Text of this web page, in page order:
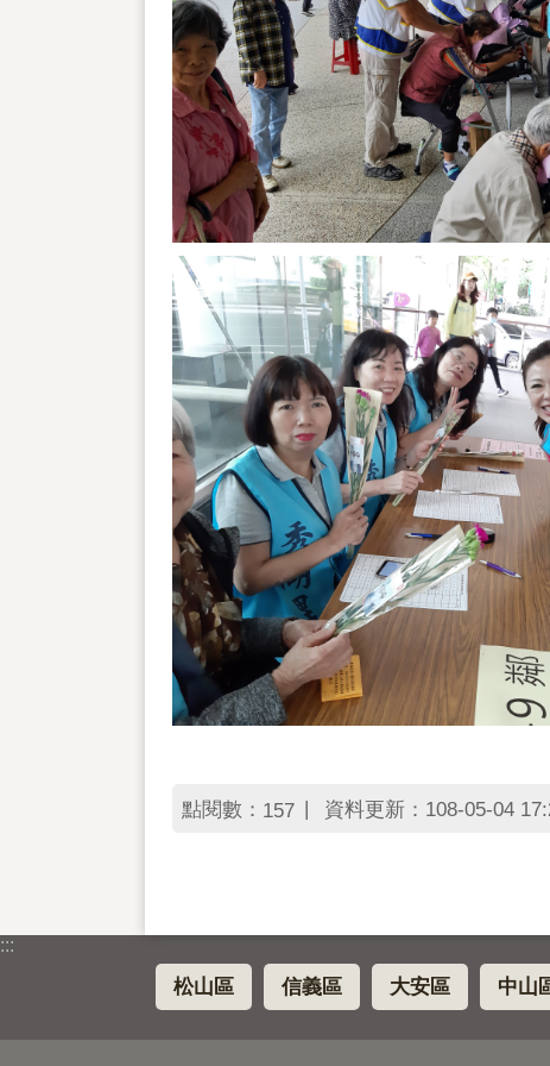
點閱數： 157 資料更新：108-05-04
:::
松山區 信義區 大安區 中山